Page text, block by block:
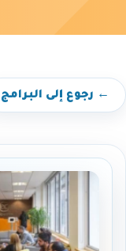
← رجوع إلى البرامج